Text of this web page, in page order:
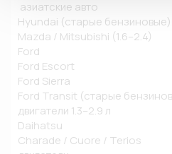
Hyundai (старые бензиновые)
Mazda / Mitsubishi (1.6–2.4)
Ford
Ford Escort
Ford Sierra
Ford Transit (старые
двигатели 1.3–2.9 л
Daihatsu
Charade / Cuore / Terios